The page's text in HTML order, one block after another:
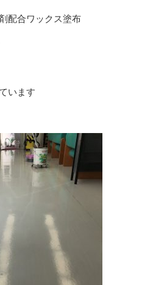
配合ワックス塗布
います